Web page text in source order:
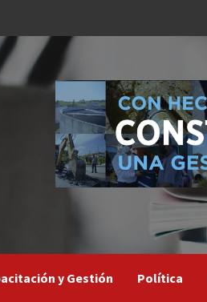
y Gestión Política